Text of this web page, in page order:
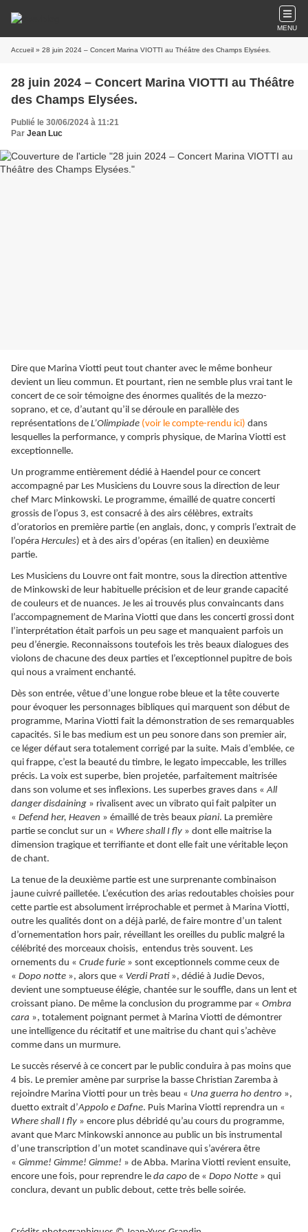
MENU
Accueil » 28 juin 2024 – Concert Marina VIOTTI au Théâtre des Champs Elysées.
28 juin 2024 – Concert Marina VIOTTI au Théâtre
des Champs Elysées.
Publié le 30/06/2024 à 11:21
Par Jean Luc
Dire que Marina Viotti peut tout chanter avec le même bonheur
devient un lieu commun. Et pourtant, rien ne semble plus vrai tant le
concert de ce soir témoigne des énormes qualités de la mezzo-
soprano, et ce, d’autant qu’il se déroule en parallèle des
représentations de L’Olimpiade (voir le compte-rendu ici) dans
lesquelles la performance, y compris physique, de Marina Viotti est
exceptionnelle.
Un programme entièrement dédié à Haendel pour ce concert
accompagné par Les Musiciens du Louvre sous la direction de leur
chef Marc Minkowski. Le programme, émaillé de quatre concerti
grossis de l’opus 3, est consacré à des airs célèbres, extraits
d’oratorios en première partie (en anglais, donc, y compris l’extrait de
l’opéra Hercules) et à des airs d’opéras (en italien) en deuxième
partie.
Les Musiciens du Louvre ont fait montre, sous la direction attentive
de Minkowski de leur habituelle précision et de leur grande capacité
de couleurs et de nuances. Je les ai trouvés plus convaincants dans
l’accompagnement de Marina Viotti que dans les concerti grossi dont
l’interprétation était parfois un peu sage et manquaient parfois un
peu d’énergie. Reconnaissons toutefois les très beaux dialogues des
violons de chacune des deux parties et l’exceptionnel pupitre de bois
qui nous a vraiment enchanté.
Dès son entrée, vêtue d’une longue robe bleue et la tête couverte
pour évoquer les personnages bibliques qui marquent son début de
programme, Marina Viotti fait la démonstration de ses remarquables
capacités. Si le bas medium est un peu sonore dans son premier air,
ce léger défaut sera totalement corrigé par la suite. Mais d’emblée, ce
qui frappe, c’est la beauté du timbre, le legato impeccable, les trilles
précis. La voix est superbe, bien projetée, parfaitement maitrisée
dans son volume et ses inflexions. Les superbes graves dans «All
danger disdaining » rivalisent avec un vibrato qui fait palpiter un
« Defend her, Heaven » émaillé de très beaux piani. La première
partie se conclut sur un « Where shall I fly » dont elle maitrise la
dimension tragique et terrifiante et dont elle fait une véritable leçon
de chant.
La tenue de la deuxième partie est une surprenante combinaison
jaune cuivré pailletée. L’exécution des arias redoutables choisies pour
cette partie est absolument irréprochable et permet à Marina Viotti,
outre les qualités dont on a déjà parlé, de faire montre d’un talent
d’ornementation hors pair, réveillant les oreilles du public malgré la
célébrité des morceaux choisis, entendus très souvent. Les
ornements du « Crude furie » sont exceptionnels comme ceux de
« Dopo notte », alors que « Verdi Prati», dédié à Judie Devos,
devient une somptueuse élégie, chantée sur le souffle, dans un lent et
croissant piano. De même la conclusion du programme par « Ombra
cara », totalement poignant permet à Marina Viotti de démontrer
une intelligence du récitatif et une maitrise du chant qui s’achève
comme dans un murmure.
Le succès réservé à ce concert par le public conduira à pas moins que
4 bis. Le premier amène par surprise la basse Christian Zaremba à
rejoindre Marina Viotti pour un très beau « Una guerra ho dentro »,
duetto extrait d’Appolo e Dafne. Puis Marina Viotti reprendra un «
Where shall I fly » encore plus débridé qu’au cours du programme,
avant que Marc Minkowski annonce au public un bis instrumental
d’une transcription d’un motet scandinave qui s’avérera être
« Gimme! Gimme! Gimme! » de Abba. Marina Viotti revient ensuite,
encore une fois, pour reprendre le da capo de « Dopo Notte » qui
conclura, devant un public debout, cette très belle soirée.